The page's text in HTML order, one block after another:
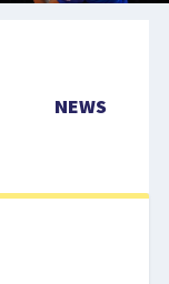
NEWS